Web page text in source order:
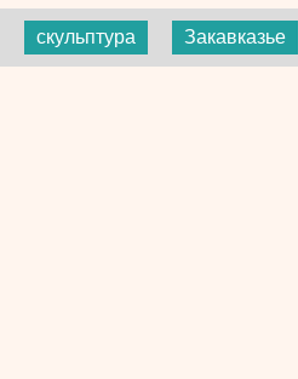
скульптура Закавказье